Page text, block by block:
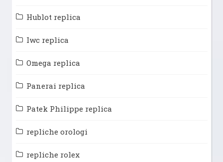
Hublot replica
Iwc replica
Omega replica
Panerai replica
Patek Philippe replica
repliche orologi
repliche rolex